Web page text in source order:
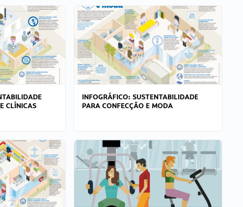
CLÍNICAS
INFOGRÁFICO: SUSTENTABILIDADE
PARA CONFECÇÃO E MODA